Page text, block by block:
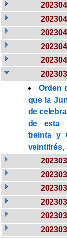
Orden
que la
de
de esta
treinta y
veintitrés,